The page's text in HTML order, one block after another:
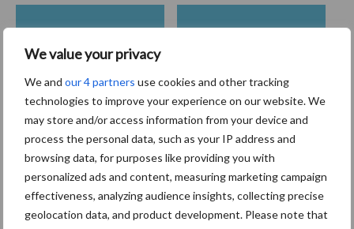
We value your privacy
We and our 4 partners use cookies and other tracking
technologies to improve your experience on our website. We
may store and/or access information from your device and
process the personal data, such as your IP address and
browsing data, for purposes like providing you with
personalized ads and content, measuring marketing campaign
effectiveness, analyzing audience insights, collecting precise
geolocation data, and product development. Please note that
Primaire
Recent nieuws Partner nieuws
Toon meer